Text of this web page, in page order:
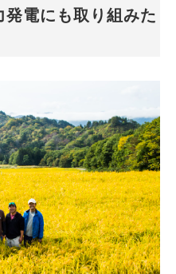
電にも取り組みた